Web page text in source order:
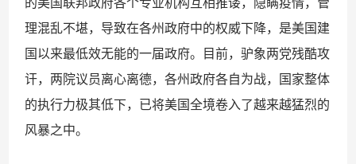
的美国联邦政府各个专业机构互相推诿，隐瞒疫情，管
理混乱不堪，导致在各州政府中的权威下降，是美国建
国以来最低效无能的一届政府。目前，驴象两党残酷攻
讦，两院议员离心离德，各州政府各自为战，国家整体
的执行力极其低下，已将美国全境卷入了越来越猛烈的
风暴之中。